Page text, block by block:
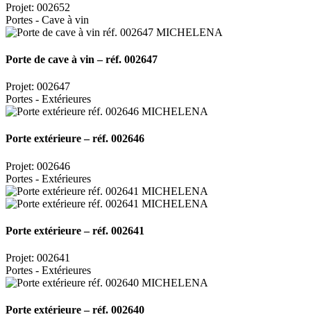
Projet: 002652
Portes - Cave à vin
Porte de cave à vin – réf. 002647
Projet: 002647
Portes - Extérieures
Porte extérieure – réf. 002646
Projet: 002646
Portes - Extérieures
Porte extérieure – réf. 002641
Projet: 002641
Portes - Extérieures
Porte extérieure – réf. 002640